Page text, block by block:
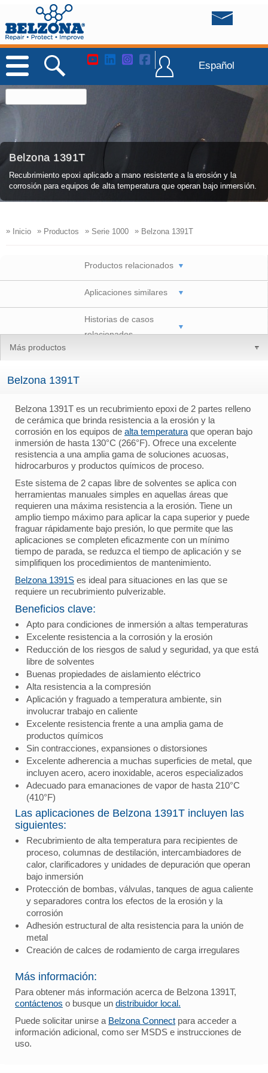
Español
Belzona 1391T
Recubrimiento epoxi aplicado a mano resistente a la erosión y la
corrosión para equipos de alta temperatura que operan bajo inmersión.
» Inicio » Productos » Serie 1000 » Belzona 1391T
Productos relacionados
Aplicaciones similares
Historias de casos
relacionados
Más productos
Belzona 1391T
Belzona 1391T es un recubrimiento epoxi de 2 partes relleno
de cerámica que brinda resistencia a la erosión y la
corrosión en los equipos de alta temperatura que operan bajo
inmersión de hasta 130°C (266°F). Ofrece una excelente
resistencia a una amplia gama de soluciones acuosas,
hidrocarburos y productos químicos de proceso.
Este sistema de 2 capas libre de solventes se aplica con
herramientas manuales simples en aquellas áreas que
requieren una máxima resistencia a la erosión. Tiene un
amplio tiempo máximo para aplicar la capa superior y puede
fraguar rápidamente bajo presión, lo que permite que las
aplicaciones se completen eficazmente con un mínimo
tiempo de parada, se reduzca el tiempo de aplicación y se
simplifiquen los procedimientos de mantenimiento.
Belzona 1391S es ideal para situaciones en las que se
requiere un recubrimiento pulverizable.
Beneficios clave:
Apto para condiciones de inmersión a altas temperaturas
Excelente resistencia a la corrosión y la erosión
Reducción de los riesgos de salud y seguridad, ya que está
libre de solventes
Buenas propiedades de aislamiento eléctrico
Alta resistencia a la compresión
Aplicación y fraguado a temperatura ambiente, sin
involucrar trabajo en caliente
Excelente resistencia frente a una amplia gama de
productos químicos
Sin contracciones, expansiones o distorsiones
Excelente adherencia a muchas superficies de metal, que
incluyen acero, acero inoxidable, aceros especializados
Adecuado para emanaciones de vapor de hasta 210°C
(410°F)
Las aplicaciones de Belzona 1391T incluyen las
siguientes:
Recubrimiento de alta temperatura para recipientes de
proceso, columnas de destilación, intercambiadores de
calor, clarificadores y unidades de depuración que operan
bajo inmersión
Protección de bombas, válvulas, tanques de agua caliente
y separadores contra los efectos de la erosión y la
corrosión
Adhesión estructural de alta resistencia para la unión de
metal
Creación de calces de rodamiento de carga irregulares
Más información:
Para obtener más información acerca de Belzona 1391T,
contáctenos o busque un distribuidor local.
Puede solicitar unirse a Belzona Connect para acceder a
información adicional, como ser MSDS e instrucciones de
uso.